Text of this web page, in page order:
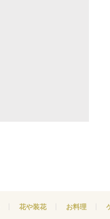
花や装花 お料理